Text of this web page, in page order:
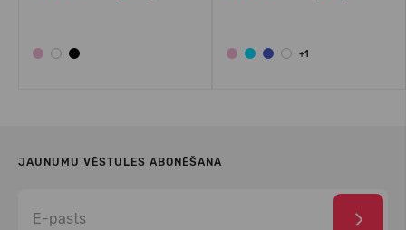
+1
JAUNUMU VĒSTULES ABONĒŠANA